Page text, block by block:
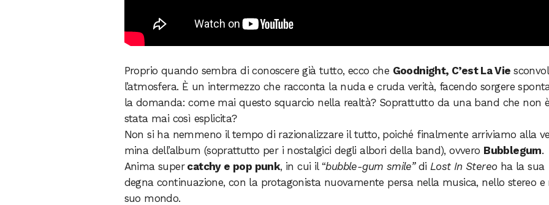
Proprio quando sembra di conoscere già tutto, ecco che Goodnight, C’est La Vie
l’atmosfera. È un intermezzo che racconta la nuda e cruda verità, facendo sorgere
la domanda: come mai questo squarcio nella realtà? Soprattutto da una band che non
stata mai così esplicita?
Non si ha nemmeno il tempo di razionalizzare il tutto, poiché finalmente arriviamo alla
mina dell’album (soprattutto per i nostalgici degli albori della band), ovvero Bubblegum.
Anima supercatchy e pop punk, in cui il “bubble-gum smile”di Lost In Stereoha la sua
degna continuazione, con la protagonista nuovamente persa nella musica, nello stereo e
suo mondo.